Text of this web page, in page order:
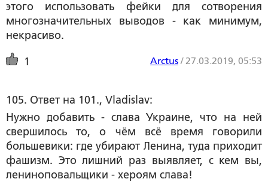
этого использовать фейки для сотворения
многозначительных выводов - как минимум,
некрасиво.
1 Arctus/ 27.03.2019, 05:53
105. Ответ на 101., Vladislav:
Нужно добавить - слава Украине, что на ней
свершилось то, о чём всё время говорили
большевики: где убирают Ленина, туда приходит
фашизм. Это лишний раз выявляет, с кем вы,
лениноповальщики - хероям слава!